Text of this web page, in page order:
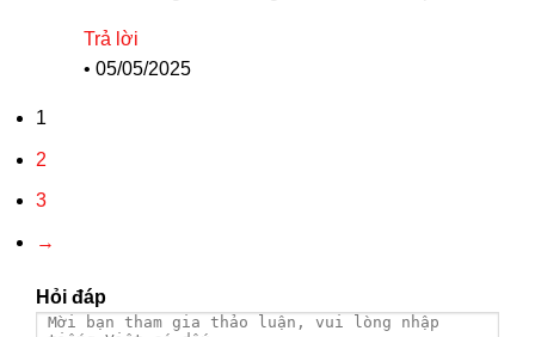
Trả lời
• 05/05/2025
1
2
3
→
Hỏi đáp